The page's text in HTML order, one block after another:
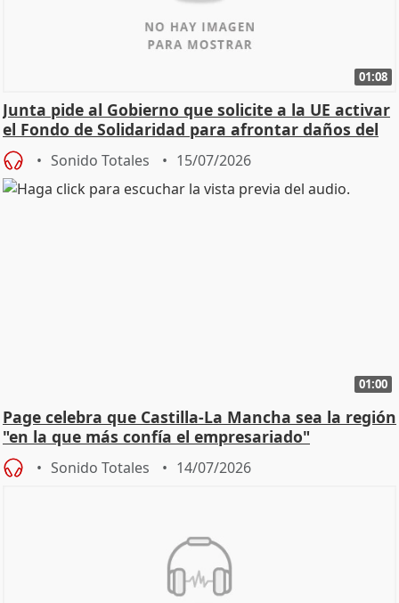
01:08
Junta pide al Gobierno que solicite a la UE activar
el Fondo de Solidaridad para afrontar daños del
Sonido Totales 15/07/2026
01:00
Page celebra que Castilla-La Mancha sea la región
"en la que más confía el empresariado"
Sonido Totales 14/07/2026